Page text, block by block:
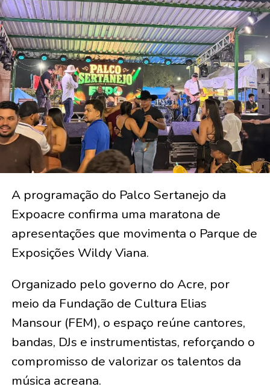
A programação do Palco Sertanejo da
Expoacre confirma uma maratona de
apresentações que movimenta o Parque de
Exposições Wildy Viana.
Organizado pelo governo do Acre, por
meio da Fundação de Cultura Elias
Mansour (FEM), o espaço reúne cantores,
bandas, DJs e instrumentistas, reforçando o
compromisso de valorizar os talentos da
música acreana.